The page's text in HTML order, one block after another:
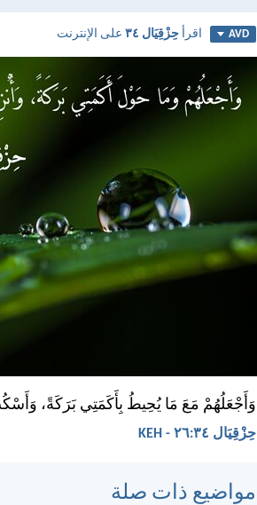
AVD اقرأحِزْقِيَال ٣٤ على الإنترنت
وَأَجْعَلُهُمْ مَعَ مَا يُحِيطُ بِأَكَمَتِي بَرَكَةً،
حِزْقِيَال ٣٤:‏٢٦ - KEH
مواضيع ذات صلة